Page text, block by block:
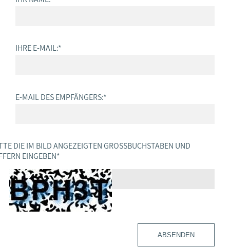
IHRE E-MAIL:*
E-MAIL DES EMPFÄNGERS:*
DIE IM BILD ANGEZEIGTEN GROSSBUCHSTABEN UND Z
EINGEBEN *
ABSENDEN